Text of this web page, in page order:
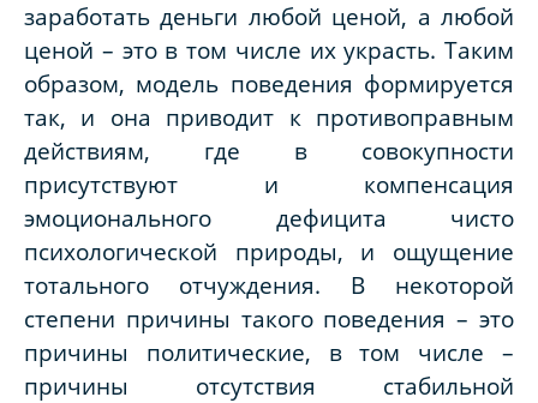
заработать деньги любой ценой, а любой
ценой – это в том числе их украсть. Таким
образом, модель поведения формируется
так, и она приводит к противоправным
действиям, где в совокупности
присутствуют и компенсация
эмоционального дефицита чисто
психологической природы, и ощущение
тотального отчуждения. В некоторой
степени причины такого поведения – это
причины политические, в том числе –
причины отсутствия стабильной